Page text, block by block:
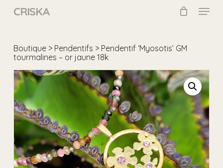
CRISKA Menu
Boutique> Pendentifs > Pendentif ‘Myosotis’ GM
tourmalines – or jaune 18k